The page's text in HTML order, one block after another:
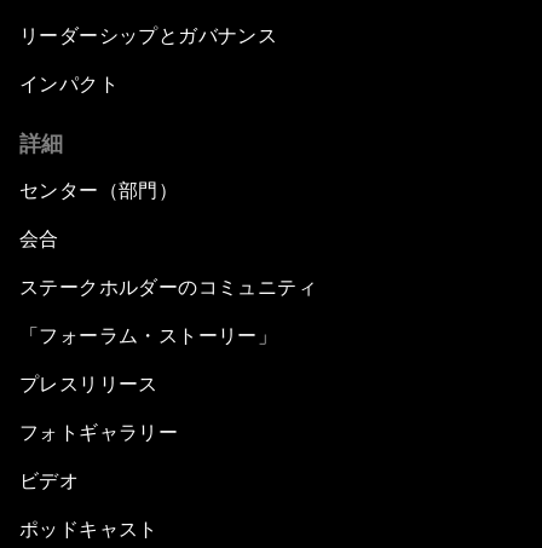
リーダーシップとガバナンス
インパクト
詳細
センター（部門）
会合
ステークホルダーのコミュニティ
「フォーラム・ストーリー」
プレスリリース
フォトギャラリー
ビデオ
ポッドキャスト